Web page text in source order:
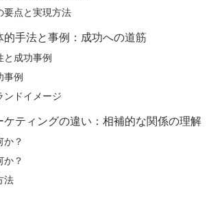
要点と実現方法
手法と事例：成功への道筋
と成功事例
事例
ンドイメージ
ティングの違い：相補的な関係の理解
か？
か？
法